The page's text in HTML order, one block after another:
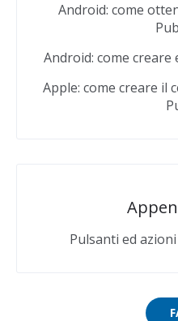
Android: come
Android: come
Apple: come creare il
Pulsanti ed